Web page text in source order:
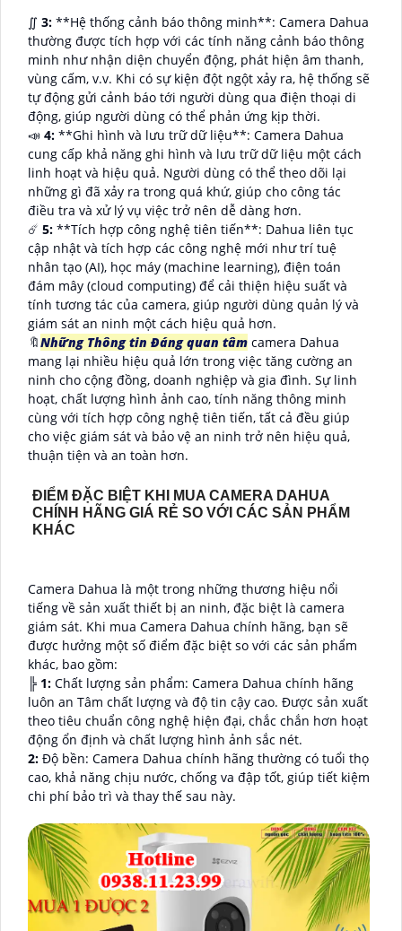
∬ 3: **Hệ thống cảnh báo thông minh**: Camera Dahua
thường được tích hợp với các tính năng cảnh báo thông
minh như nhận diện chuyển động, phát hiện âm thanh,
vùng cấm, v.v. Khi có sự kiện đột ngột xảy ra, hệ thống sẽ
tự động gửi cảnh báo tới người dùng qua điện thoại di
động, giúp người dùng có thể phản ứng kịp thời.
📣 4: **Ghi hình và lưu trữ dữ liệu**: Camera Dahua
cung cấp khả năng ghi hình và lưu trữ dữ liệu một cách
linh hoạt và hiệu quả. Người dùng có thể theo dõi lại
những gì đã xảy ra trong quá khứ, giúp cho công tác
điều tra và xử lý vụ việc trở nên dễ dàng hơn.
☄️ 5: **Tích hợp công nghệ tiên tiến**: Dahua liên tục
cập nhật và tích hợp các công nghệ mới như trí tuệ
nhân tạo (AI), học máy (machine learning), điện toán
đám mây (cloud computing) để cải thiện hiệu suất và
tính tương tác của camera, giúp người dùng quản lý và
giám sát an ninh một cách hiệu quả hơn.
🔖Những Thông tin Đáng quan tâm camera Dahua
mang lại nhiều hiệu quả lớn trong việc tăng cường an
ninh cho cộng đồng, doanh nghiệp và gia đình. Sự linh
hoạt, chất lượng hình ảnh cao, tính năng thông minh
cùng với tích hợp công nghệ tiên tiến, tất cả đều giúp
cho việc giám sát và bảo vệ an ninh trở nên hiệu quả,
thuận tiện và an toàn hơn.
ĐIỂM ĐẶC BIỆT KHI MUA CAMERA DAHUA
CHÍNH HÃNG GIÁ RẺ SO VỚI CÁC SẢN PHẨM
KHÁC
Camera Dahua là một trong những thương hiệu nổi
tiếng về sản xuất thiết bị an ninh, đặc biệt là camera
giám sát. Khi mua Camera Dahua chính hãng, bạn sẽ
được hưởng một số điểm đặc biệt so với các sản phẩm
khác, bao gồm:
╠ 1: Chất lượng sản phẩm: Camera Dahua chính hãng
luôn an Tâm chất lượng và độ tin cậy cao. Được sản xuất
theo tiêu chuẩn công nghệ hiện đại, chắc chắn hơn hoạt
động ổn định và chất lượng hình ảnh sắc nét.
2: Độ bền: Camera Dahua chính hãng thường có tuổi thọ
cao, khả năng chịu nước, chống va đập tốt, giúp tiết kiệm
chi phí bảo trì và thay thế sau này.